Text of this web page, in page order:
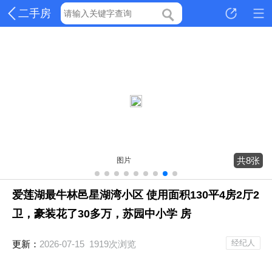
二手房
共8张
图片
爱莲湖最牛林邑星湖湾小区 使用面积130平4房2厅2
卫，豪装花了30多万，苏园中小学 房
更新： 2026-07-15 1919次浏览 经纪人